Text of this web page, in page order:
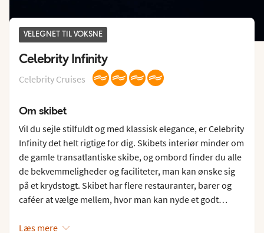
VELEGNET TIL VOKSNE
Celebrity Infinity
Celebrity Cruises
Om skibet
Vil du sejle stilfuldt og med klassisk elegance, er Celebrity
Infinity det helt rigtige for dig. Skibets interiør minder om
de gamle transatlantiske skibe, og ombord finder du alle
de bekvemmeligheder og faciliteter, man kan ønske sig
på et krydstogt. Skibet har flere restauranter, barer og
caféer at vælge mellem, hvor man kan nyde et godt
der desuden et stort poolområde med boblebad og
Læs mere